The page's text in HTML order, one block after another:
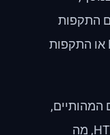
התקפות
מסוגים שונים כמו מתקפות DDoS או התקפות
המהותיים,
HTTP/2 תואם לאחור עם HTTP/1.1, מה